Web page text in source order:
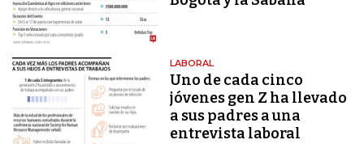
LABORAL
Uno de cada cinco
jóvenes gen Z ha llevado
a sus padres a una
entrevista laboral